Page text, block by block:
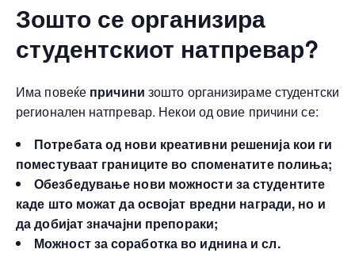
Зошто се организира
студентскиот натпревар?
Има повеќе причини зошто организираме студентски
регионален натпревар. Некои од овие причини се:
Потребата од нови креативни решенија кои ги
поместуваат границите во споменатите полиња;
Обезбедување нови можности за студентите
каде што можат да освојат вредни награди, но и
да добијат значајни препораки;
Можност за соработка во иднина и сл.